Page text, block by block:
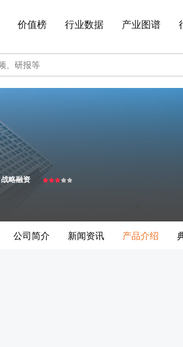
价值榜 行业数据 产业图谱
战略融资
公司简介 新闻资讯 产品介绍